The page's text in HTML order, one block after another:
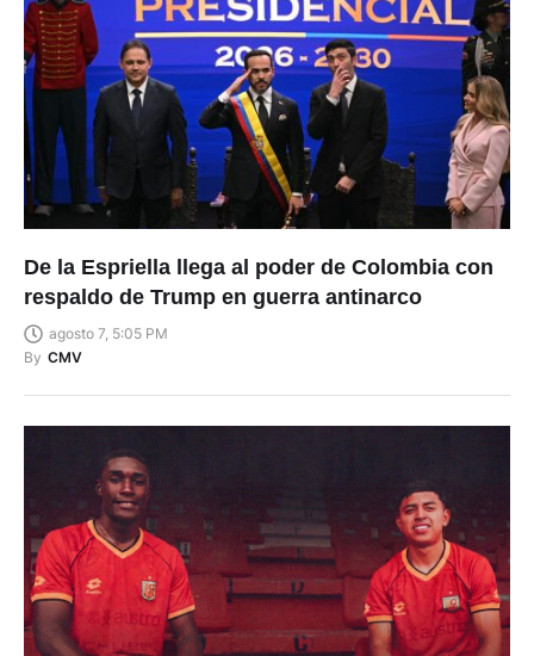
De la Espriella llega al poder de Colombia con
respaldo de Trump en guerra antinarco
agosto 7, 5:05 PM
By